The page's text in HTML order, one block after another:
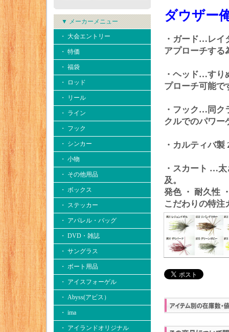
▼ メーカーメニュー
・ 大会エントリー
・ 特価
・ 福袋
・ ロッド
・ リール
・ ライン
・ フック
・ シンカー
・ 小物
・ その他用品
・ ボックス
・ ステッカー
・ アパレル・バッグ
・ DVD・雑誌
・ サングラス
・ ボート用品
・ アイスフォーゲル
・ Abyss(アビス）
・ ima
・ アイランドオリジナル
ダウザー
・ガード…レイ
アプローチする
・ヘッド…すり
プローチ可能で
・フック…同ク
クルでのパワー
・カルティバ
・スカート …
及。
発色 ・ 耐久性
こだわりの特注